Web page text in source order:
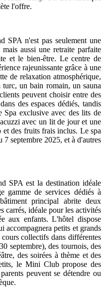
l'offre.
SPA n'est pas seulement une
aussi une retraite parfaite
et le bien-être. Le centre de
rajeunissante grâce à une
de relaxation atmosphérique,
un bain romain, un sauna
peuvent choisir entre des
des espaces dédiés, tandis
Spa exclusive avec des lits de
avec un lit de jour et une
et des fruits frais inclus. Le spa
septembre 2025, et à d'autres
SPA est la destination idéale
gamme de services dédiés à
principal abrite deux
carrés, idéale pour les activités
aux enfants. L'hôtel dispose
accompagnera petits et grands
collectifs dans différentes
septembre), des tournois, des
des soirées à thème et des
le Mini Club propose des
peuvent se détendre ou